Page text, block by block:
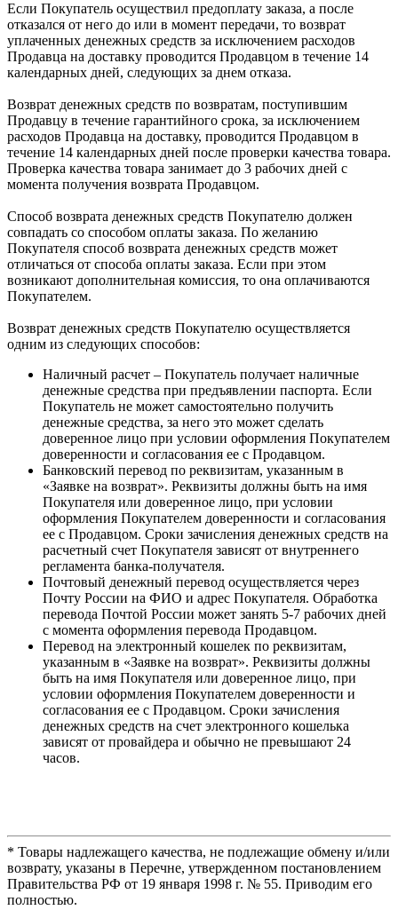
Если Покупатель осуществил предоплату заказа, а после
отказался от него до или в момент передачи, то возврат
уплаченных денежных средств за исключением расходов
Продавца на доставку проводится Продавцом в течение 14
календарных дней, следующих за днем отказа.
Возврат денежных средств по возвратам, поступившим
Продавцу в течение гарантийного срока, за исключением
расходов Продавца на доставку, проводится Продавцом в
течение 14 календарных дней после проверки качества товара.
Проверка качества товара занимает до 3 рабочих дней с
момента получения возврата Продавцом.
Способ возврата денежных средств Покупателю должен
совпадать со способом оплаты заказа. По желанию
Покупателя способ возврата денежных средств может
отличаться от способа оплаты заказа. Если при этом
возникают дополнительная комиссия, то она оплачиваются
Покупателем.
Возврат денежных средств Покупателю осуществляется
одним из следующих способов:
Наличный расчет – Покупатель получает наличные
денежные средства при предъявлении паспорта. Если
Покупатель не может самостоятельно получить
денежные средства, за него это может сделать
доверенное лицо при условии оформления Покупателем
доверенности и согласования ее с Продавцом.
Банковский перевод по реквизитам, указанным в
«Заявке на возврат». Реквизиты должны быть на имя
Покупателя или доверенное лицо, при условии
оформления Покупателем доверенности и согласования
ее с Продавцом. Сроки зачисления денежных средств на
расчетный счет Покупателя зависят от внутреннего
регламента банка-получателя.
Почтовый денежный перевод осуществляется через
Почту России на ФИО и адрес Покупателя. Обработка
перевода Почтой России может занять 5-7 рабочих дней
с момента оформления перевода Продавцом.
Перевод на электронный кошелек по реквизитам,
указанным в «Заявке на возврат». Реквизиты должны
быть на имя Покупателя или доверенное лицо, при
условии оформления Покупателем доверенности и
согласования ее с Продавцом. Сроки зачисления
денежных средств на счет электронного кошелька
зависят от провайдера и обычно не превышают 24
часов.
* Товары надлежащего качества, не подлежащие обмену и/или
возврату, указаны в Перечне, утвержденном постановлением
Правительства РФ от 19 января 1998 г. № 55. Приводим его
полностью.